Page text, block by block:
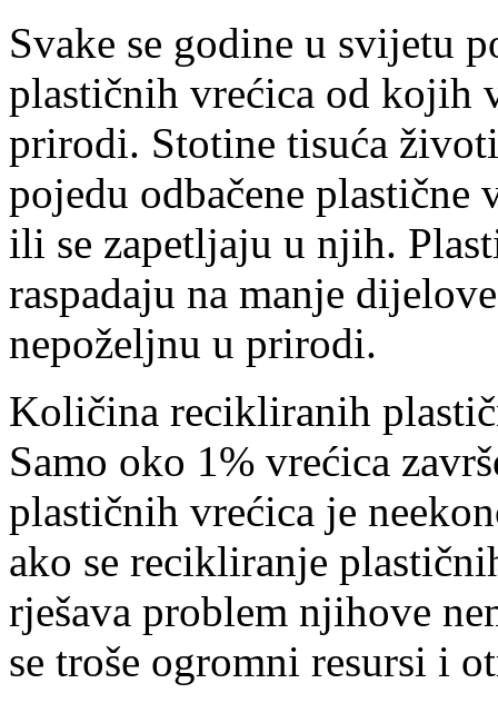
Svake se godine u svijetu
plastičnih vrećica od kojih
prirodi. Stotine tisuća
pojedu odbačene plastične
ili se zapetljaju u njih.
raspadaju na manje
nepoželjnu u prirodi.
Količina recikliranih
Samo oko 1% vrećica
plastičnih vrećica je
ako se recikliranje
rješava problem njihove
se troše ogromni resursi i